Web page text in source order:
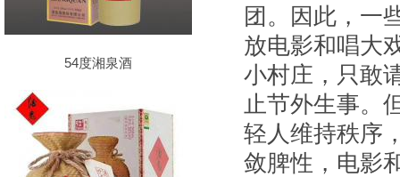
54度湘泉酒
团。因此，一
放电影和唱大
小村庄，只敢
止节外生事。
轻人维持秩序
敛脾性，电影